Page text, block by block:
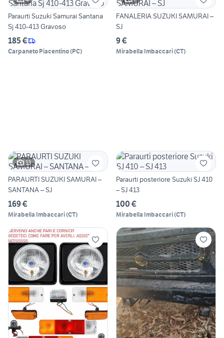
Paraurti Suzuki Samurai Santana
Sj 410-413 Gravoso
185 €
Carpaneto Piacentino(PC)
FANALERIA SUZUKI SAMURAI –
SJ
9 €
Mirabella Imbaccari(CT)
13
PARAURTI SUZUKI SAMURAI –
SANTANA – SJ
169 €
Mirabella Imbaccari(CT)
Paraurti posteriore Suzuki SJ 410
– SJ 413
100 €
Mirabella Imbaccari(CT)